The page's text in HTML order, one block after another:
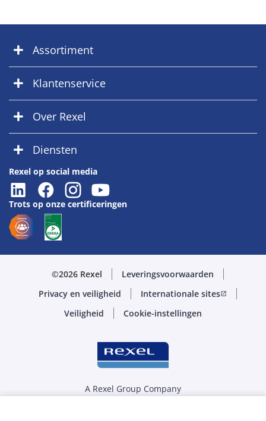
Assortiment
Klantenservice
Over Rexel
Diensten
Rexel op social media
Trots op onze certificeringen
©2026 Rexel
Leveringsvoorwaarden
Privacy en veiligheid
Internationale sitesopen_in_new
Veiligheid Cookie-instellingen
A Rexel Group Company